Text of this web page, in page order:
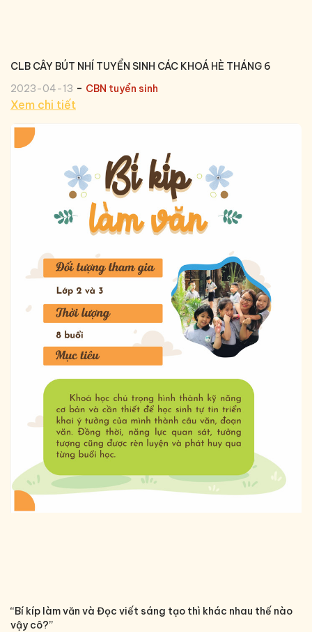
CLB CÂY BÚT NHÍ TUYỂN SINH CÁC KHOÁ HÈ THÁNG 6
2023-04-13 - CBN tuyển sinh
Xem chi tiết
“Bí kíp làm văn và Đọc viết sáng tạo thì khác nhau thế nào
vậy cô?’’